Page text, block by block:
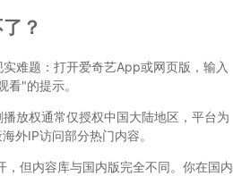
？
难题：打开爱奇艺App或网页版，输入
"的提示。
放权通常仅授权中国大陆地区，平台为
外IP访问部分热门内容。
但内容库与国内版完全不同。你在国内